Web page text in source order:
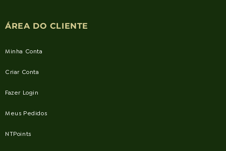
ÁREA DO CLIENTE
Minha Conta
Criar Conta
Fazer Login
Meus Pedidos
NTPoints